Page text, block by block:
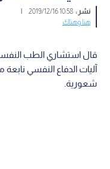
نشر :10:58 2019/12/16
|
هنا وهناك
قال استشاري الطب
آليات الدفاع النفسي
شعورية.